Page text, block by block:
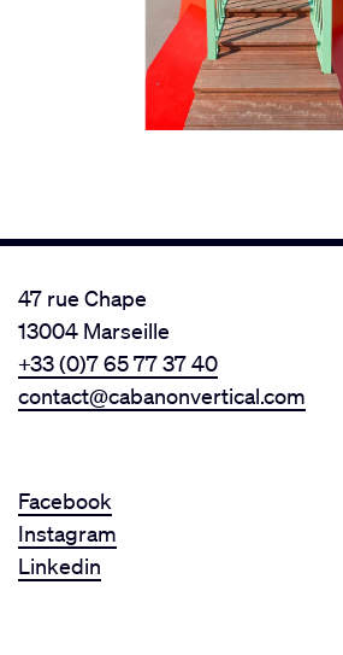
47 rue Chape
13004 Marseille
+33 (0)7 65 77 37 40
contact@cabanonvertical.com
Facebook
Instagram
Linkedin